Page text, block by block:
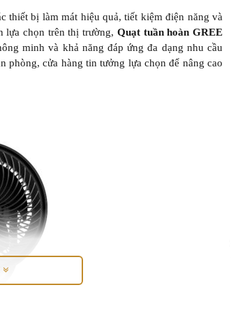
thiết bị làm mát hiệu quả, tiết kiệm điện năng và
lựa chọn trên thị trường, Quạt tuần hoàn GREE
minh và khả năng đáp ứng đa dạng nhu cầu
cửa hàng tin tưởng lựa chọn để nâng cao